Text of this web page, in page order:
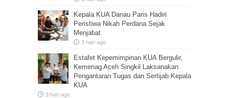
Kepala KUA Danau Paris Hadiri
Peristiwa Nikah Perdana Sejak
Menjabat
3 hari ago
Estafet Kepemimpinan KUA Bergulir,
Kemenag Aceh Singkil Laksanakan
Pengantaran Tugas dan Sertijab Kepala
KUA
3 hari ago